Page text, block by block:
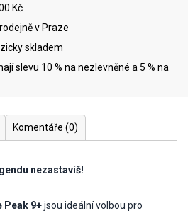
Kč
v Praze
skladem
slevu 10 % na nezlevněné a 5 % na
Komentáře (0)
nezastavíš!
Peak 9+jsou ideální volbou pro